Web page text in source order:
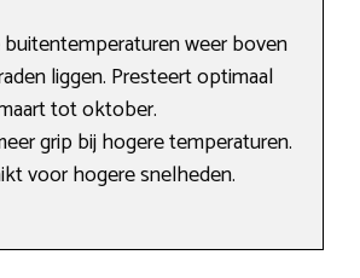
weer boven
liggen. Presteert optimaal
tot oktober.
grip bij hogere temperaturen.
voor hogere snelheden.